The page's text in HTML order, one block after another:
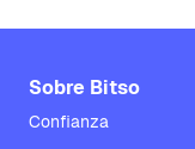
Sobre Bitso
Confianza